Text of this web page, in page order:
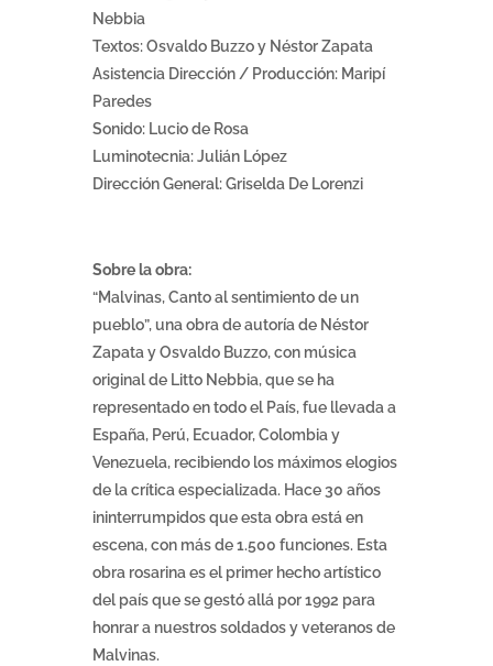
Nebbia
Textos: Osvaldo Buzzo y Néstor Zapata
Asistencia Dirección / Producción: Maripí
Paredes
Sonido: Lucio de Rosa
Luminotecnia: Julián López
Dirección General: Griselda De Lorenzi
Sobre la obra:
“Malvinas, Canto al sentimiento de un
pueblo”, una obra de autoría de Néstor
Zapata y Osvaldo Buzzo, con música
original de Litto Nebbia, que se ha
representado en todo el País, fue llevada a
España, Perú, Ecuador, Colombia y
Venezuela, recibiendo los máximos elogios
de la crítica especializada. Hace 30 años
ininterrumpidos que esta obra está en
escena, con más de 1.500 funciones. Esta
obra rosarina es el primer hecho artístico
del país que se gestó allá por 1992 para
honrar a nuestros soldados y veteranos de
Malvinas.